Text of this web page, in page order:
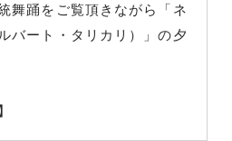
舞踊をご覧頂きながら「ネ
バート・タリカリ）」の夕